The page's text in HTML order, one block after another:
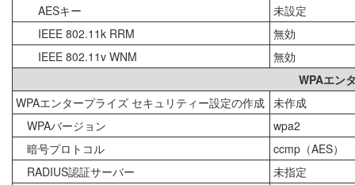
AESキー
未設定
IEEE 802.11k RRM
無効
IEEE 802.11v WNM
無効
WPAエン
WPAエンタープライズ セキュリティー設定の作成 未作成
WPAバージョン
wpa2
暗号プロトコル
ccmp（AES）
RADIUS認証サーバー
未指定